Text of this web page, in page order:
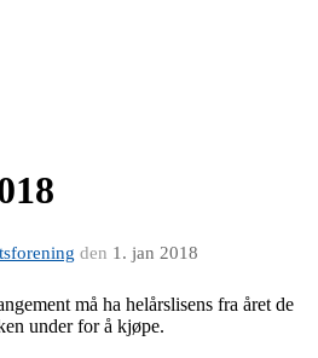
den 1. jan 2018
må ha helårslisens fra året de
under for å kjøpe.